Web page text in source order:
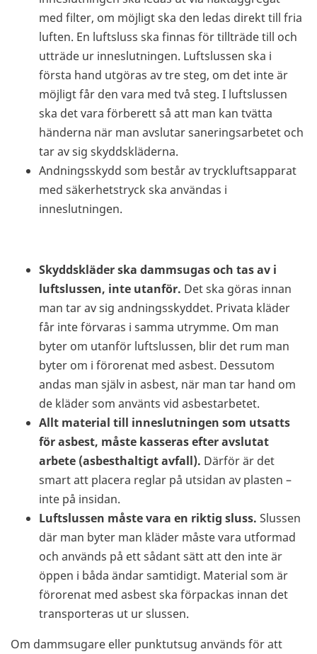
med filter, om möjligt ska den ledas direkt till fria
luften. En luftsluss ska finnas för tillträde till och
utträde ur inneslutningen. Luftslussen ska i
första hand utgöras av tre steg, om det inte är
möjligt får den vara med två steg. I luftslussen
ska det vara förberett så att man kan tvätta
händerna när man avslutar saneringsarbetet och
tar av sig skyddskläderna.
Andningsskydd som består av tryckluftsapparat
med säkerhetstryck ska användas i
inneslutningen.
Skyddskläder ska dammsugas och tas av i
luftslussen, inte utanför. Det ska göras innan
man tar av sig andningsskyddet. Privata kläder
får inte förvaras i samma utrymme. Om man
byter om utanför luftslussen, blir det rum man
byter om i förorenat med asbest. Dessutom
andas man själv in asbest, när man tar hand om
de kläder som använts vid asbestarbetet.
Allt material till inneslutningen som utsatts
för asbest, måste kasseras efter avslutat
arbete (asbesthaltigt avfall). Därför är det
smart att placera reglar på utsidan av plasten –
inte på insidan.
Luftslussen måste vara en riktig sluss. Slussen
där man byter man kläder måste vara utformad
och används på ett sådant sätt att den inte är
öppen i båda ändar samtidigt. Material som är
förorenat med asbest ska förpackas innan det
transporteras ut ur slussen.
Om dammsugare eller punktutsug används för att